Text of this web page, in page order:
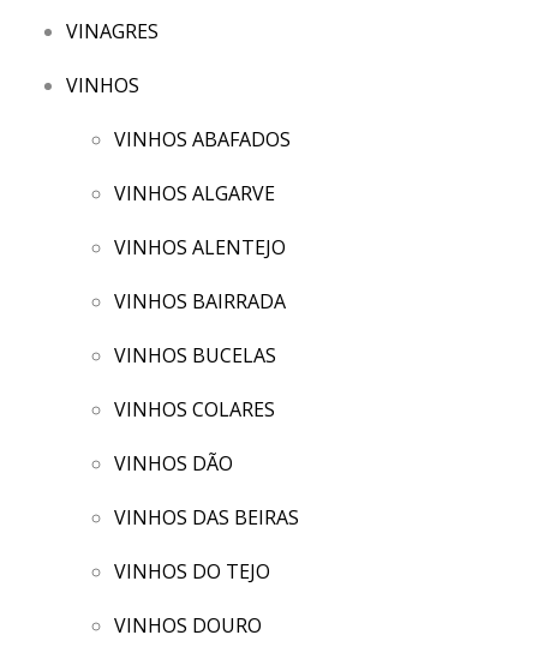
VINAGRES
VINHOS
VINHOS ABAFADOS
VINHOS ALGARVE
VINHOS ALENTEJO
VINHOS BAIRRADA
VINHOS BUCELAS
VINHOS COLARES
VINHOS DÃO
VINHOS DAS BEIRAS
VINHOS DO TEJO
VINHOS DOURO